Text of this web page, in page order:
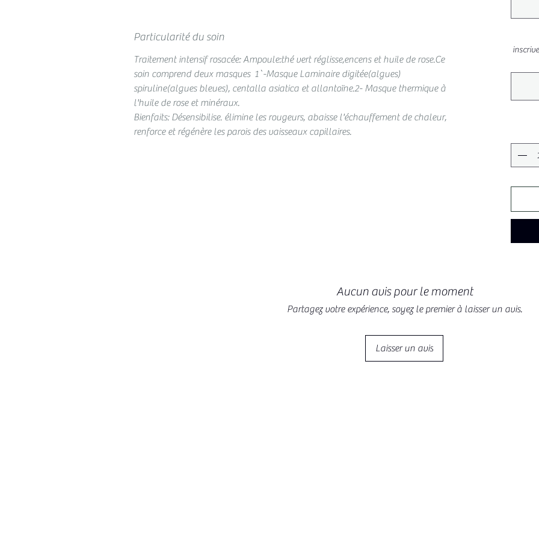
Particularité du soin
Traitement intensif rosacée: Ampoule:thé vert réglisse,encens et huile de rose.Ce
soin comprend deux masques 1`-Masque Laminaire digitée(algues)
spiruline(algues bleues), centalla asiatica et allantoïne.2- Masque thermique à
l'huile de rose et minéraux.
Bienfaits: Désensibilise. élimine les rougeurs, abaisse l'échauffement de chaleur,
renforce et régénère les parois des vaisseaux capillaires.
Aucun avis pour le moment
Partagez votre expérience, soyez le premier à laisser un avis.
Laisser un avis